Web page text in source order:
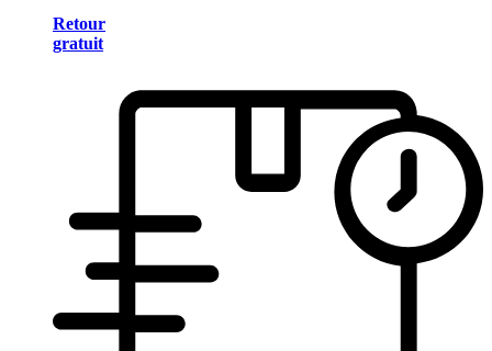
Retour
gratuit